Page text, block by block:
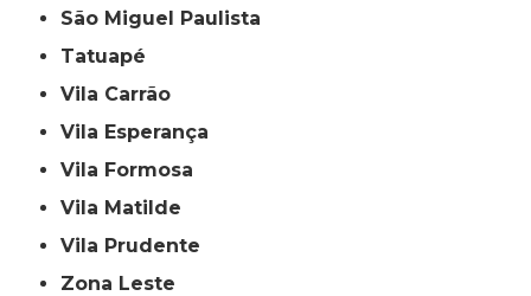
São Miguel Paulista
Tatuapé
Vila Carrão
Vila Esperança
Vila Formosa
Vila Matilde
Vila Prudente
Zona Leste